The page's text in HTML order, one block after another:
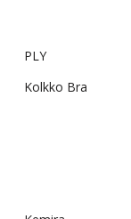
PLY
Kolkko Bra